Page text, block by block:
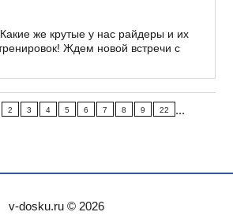
же крутые у нас райдеры и их
Ждем новой встречи с
2 3 4 5 6 7 8 9 ...
22
v-dosku.ru © 2026